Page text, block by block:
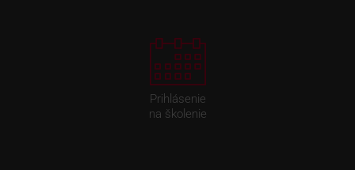
Prihlásenie
na školenie